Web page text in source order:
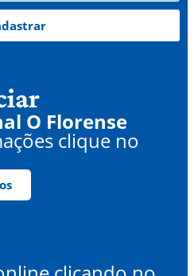
O Florense
clique no